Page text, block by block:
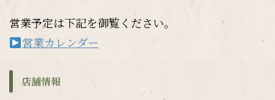
営業予定は下記を御覧ください。
営業カレンダー
店舗情報